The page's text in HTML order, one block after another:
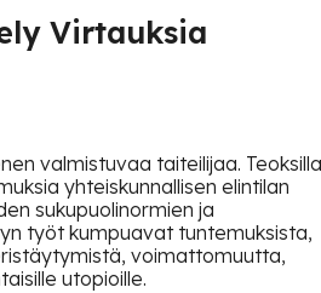
Virtauksia
valmistuvaa taiteilijaa. Teoksilla
yhteiskunnallisen elintilan
sukupuolinormien ja
työt kumpuavat tuntemuksista,
voimattomuutta,
utopioille.